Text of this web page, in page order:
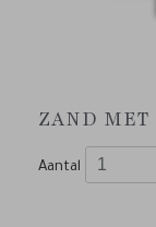
ZAND MET
Aantal